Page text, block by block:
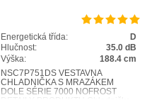
Energetická třída:
D
Hlučnost:
35.0 dB
Výška:
188.4 cm
NSC7P751DS VESTAVNÁ
CHLADNIČKA S MRAZÁKEM
DOLE SÉRIE 7000 NOFROST